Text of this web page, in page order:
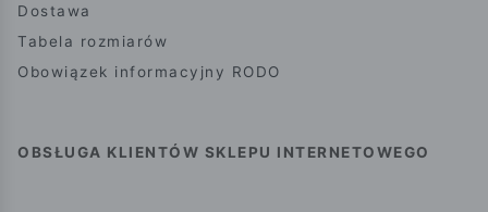
Dostawa
Tabela rozmiarów
Obowiązek informacyjny RODO
OBSŁUGA KLIENTÓW SKLEPU INTERNETOWEGO